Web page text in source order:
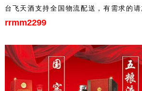
台飞天酒支持全国物流配送，有需求的请
rrmm2299